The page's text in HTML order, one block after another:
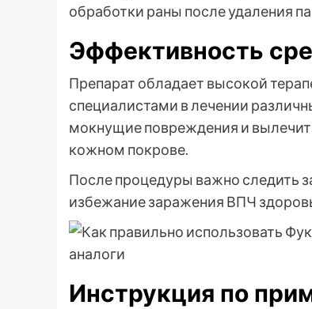
обработки раны после удаления
Эффективность
Препарат обладает высокой
специалистами в лечении
мокнущие повреждения и
кожном покрове.
После процедуры важно следить
избежание заражения ВПЧ
Инструкция по